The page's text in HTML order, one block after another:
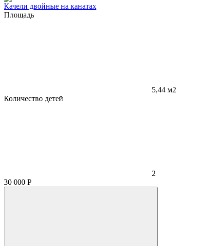
Качели двойные на канатах
Площадь
5,44 м2
Количество детей
2
30 000 Р